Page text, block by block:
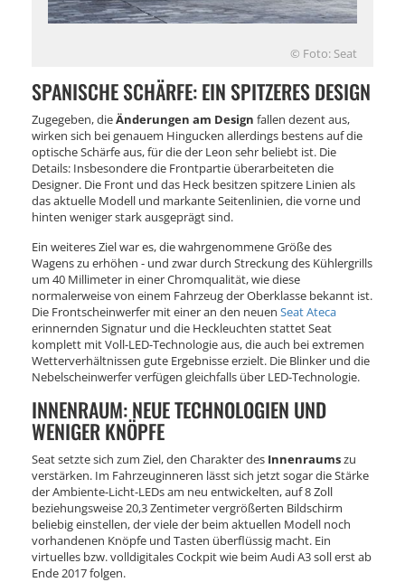
© Foto: Seat
SPANISCHE SCHÄRFE: EIN SPITZERES DESIGN
Zugegeben, dieÄnderungen am Design fallen dezent aus,
wirken sich bei genauem Hingucken allerdings bestens auf die
optische Schärfe aus, für die der Leon sehr beliebt ist. Die
Details: Insbesondere die Frontpartie überarbeiteten die
Designer. Die Front und das Heck besitzen spitzere Linien als
das aktuelle Modell und markante Seitenlinien, die vorne und
hinten weniger stark ausgeprägt sind.
Ein weiteres Ziel war es, die wahrgenommene Größe des
Wagens zu erhöhen - und zwar durch Streckung des Kühlergrills
um 40 Millimeter in einer Chromqualität, wie diese
normalerweise von einem Fahrzeug der Oberklasse bekannt ist.
Die Frontscheinwerfer mit einer an den neuen Seat Ateca
erinnernden Signatur und die Heckleuchten stattet Seat
komplett mit Voll-LED-Technologie aus, die auch bei extremen
Wetterverhältnissen gute Ergebnisse erzielt. Die Blinker und die
Nebelscheinwerfer verfügen gleichfalls über LED-Technologie.
INNENRAUM: NEUE TECHNOLOGIEN UND
WENIGER KNÖPFE
Seat setzte sich zum Ziel, den Charakter des Innenraumszu
verstärken. Im Fahrzeuginneren lässt sich jetzt sogar die Stärke
der Ambiente-Licht-LEDs am neu entwickelten, auf 8 Zoll
beziehungsweise 20,3 Zentimeter vergrößerten Bildschirm
beliebig einstellen, der viele der beim aktuellen Modell noch
vorhandenen Knöpfe und Tasten überflüssig macht. Ein
virtuelles bzw. volldigitales Cockpit wie beim Audi A3 soll erst ab
Ende 2017 folgen.